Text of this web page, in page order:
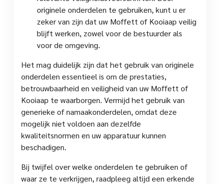
originele onderdelen te gebruiken, kunt u er
zeker van zijn dat uw Moffett of Kooiaap veilig
blijft werken, zowel voor de bestuurder als
voor de omgeving.
Het mag duidelijk zijn dat het gebruik van originele
onderdelen essentieel is om de prestaties,
betrouwbaarheid en veiligheid van uw Moffett of
Kooiaap te waarborgen. Vermijd het gebruik van
generieke of namaakonderdelen, omdat deze
mogelijk niet voldoen aan dezelfde
kwaliteitsnormen en uw apparatuur kunnen
beschadigen.
Bij twijfel over welke onderdelen te gebruiken of
waar ze te verkrijgen, raadpleeg altijd een erkende